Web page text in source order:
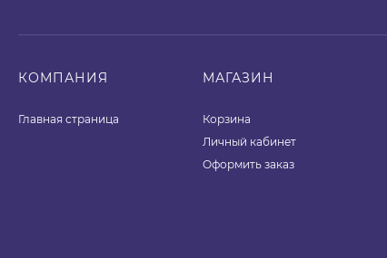
КОМПАНИЯ
Главная страница
МАГАЗИН
Корзина
Личный кабинет
Оформить заказ